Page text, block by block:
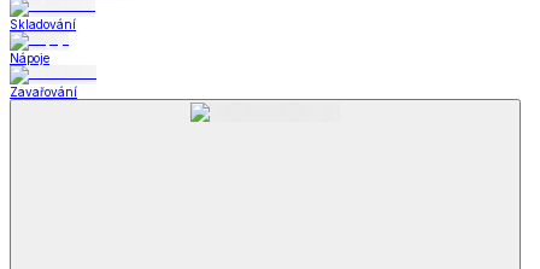
Skladování
Nápoje
Zavařování